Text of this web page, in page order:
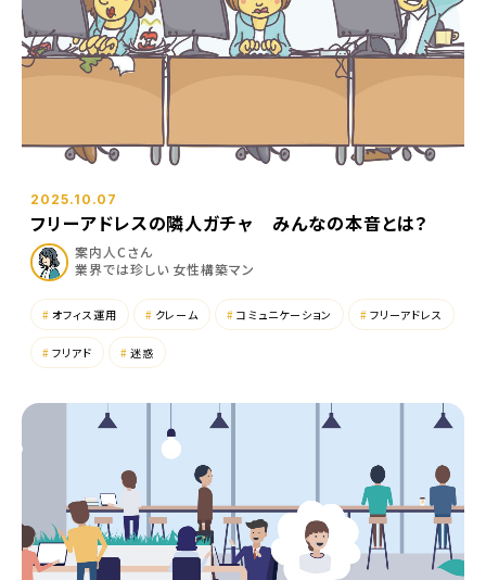
メ
ッ
ー
ジ
経
理
念
事
革
ア
ク
総
務
部
署
の
業
務
改
善
新
オ
2025.10.07
フリーアドレスの隣人ガチャ みんなの本音とは？
案内人Cさん
業界では珍しい 女性構築マン
オフィス運用 クレーム コミュニケーション フリーアドレス
フリアド 迷惑